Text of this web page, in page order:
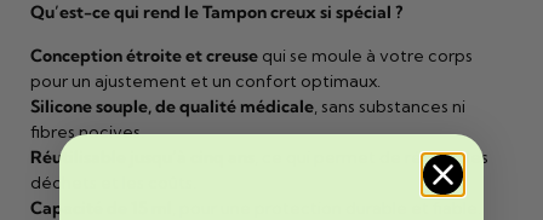
Qu’est-ce qui rend le Tampon creux si spécial ?
Conception étroite et creuse qui se moule à votre corps
pour un ajustement et un confort optimaux.
Silicone souple, de qualité médicale, sans substances ni
fibres nocives.
Réutilisable jusqu’à cinq ans
, ce qui permet de réduire les
déchets et les coûts.
Capacité de 15 ml